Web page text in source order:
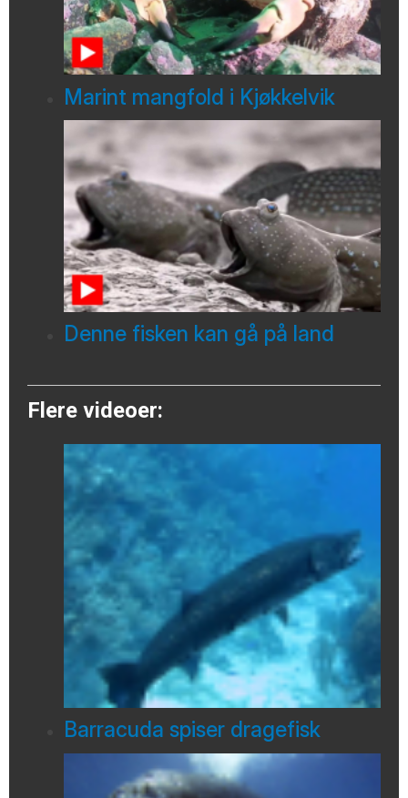
Marint mangfold i Kjøkkelvik
Denne fisken kan gå på land
Flere videoer:
Barracuda spiser dragefisk